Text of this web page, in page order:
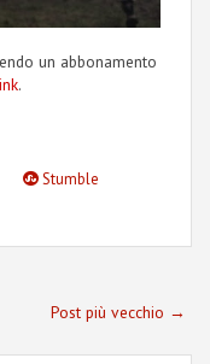
un abbonamento
.
Stumble
Post più vecchio →